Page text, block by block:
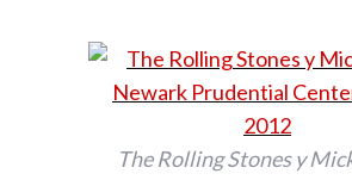
The Rolling Stones y